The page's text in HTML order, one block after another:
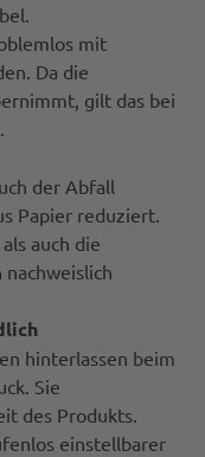
mit
Da die
gilt das bei
der Abfall
Papier reduziert.
auch die
hinterlassen beim
Sie
des Produkts.
einstellbarer